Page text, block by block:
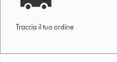
Traccia il tuo ordine